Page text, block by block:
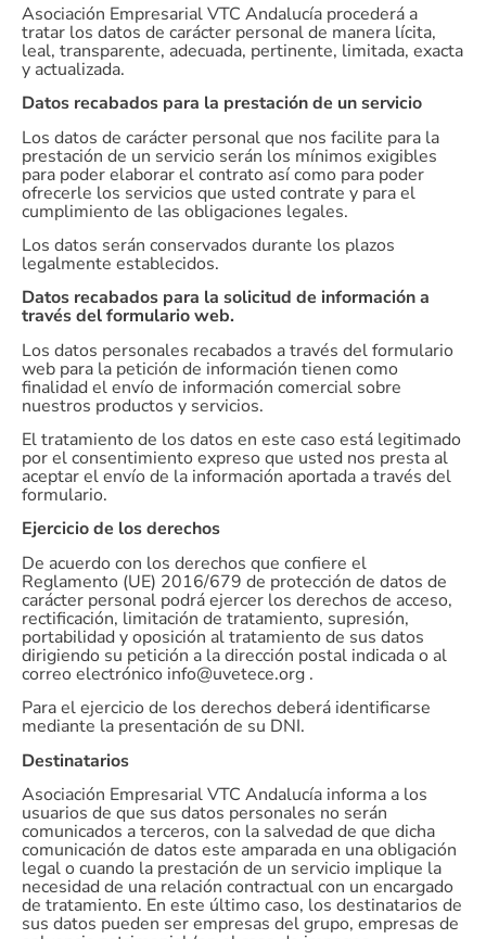
Asociación Empresarial VTC Andalucía procederá a
tratar los datos de carácter personal de manera lícita,
leal, transparente, adecuada, pertinente, limitada, exacta
y actualizada.
Datos recabados para la prestación de un servicio
Los datos de carácter personal que nos facilite para la
prestación de un servicio serán los mínimos exigibles
para poder elaborar el contrato así como para poder
ofrecerle los servicios que usted contrate y para el
cumplimiento de las obligaciones legales.
Los datos serán conservados durante los plazos
legalmente establecidos.
Datos recabados para la solicitud de información a
través del formulario web.
Los datos personales recabados a través del formulario
web para la petición de información tienen como
finalidad el envío de información comercial sobre
nuestros productos y servicios.
El tratamiento de los datos en este caso está legitimado
por el consentimiento expreso que usted nos presta al
aceptar el envío de la información aportada a través del
formulario.
Ejercicio de los derechos
De acuerdo con los derechos que confiere el
Reglamento (UE) 2016/679 de protección de datos de
carácter personal podrá ejercer los derechos de acceso,
rectificación, limitación de tratamiento, supresión,
portabilidad y oposición al tratamiento de sus datos
dirigiendo su petición a la dirección postal indicada o al
correo electrónico info@uvetece.org .
Para el ejercicio de los derechos deberá identificarse
mediante la presentación de su DNI.
Destinatarios
Asociación Empresarial VTC Andalucía informa a los
usuarios de que sus datos personales no serán
comunicados a terceros, con la salvedad de que dicha
comunicación de datos este amparada en una obligación
legal o cuando la prestación de un servicio implique la
necesidad de una relación contractual con un encargado
de tratamiento. En este último caso, los destinatarios de
sus datos pueden ser empresas del grupo, empresas de